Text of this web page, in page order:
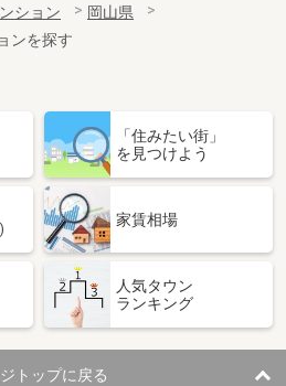
3LDK
3,780万円
岡山県岡山市北区西長瀬
ション
岡山県
ンを探す
「住みたい街」
を見つけよう
家賃相場
人気タウン
ランキング
トップに戻る